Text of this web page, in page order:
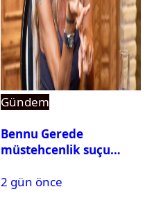
Gündem
Bennu Gerede
müstehcenlik suçu
alındı
2 gün önce